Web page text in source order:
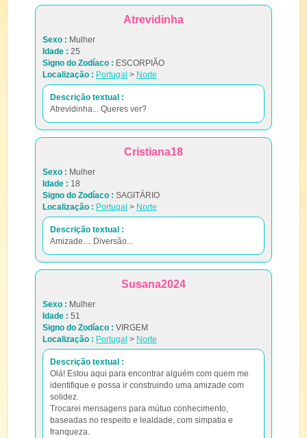
Atrevidinha
Sexo : Mulher
Idade : 25
Signo do Zodíaco : ESCORPIÃO
Localização : Portugal > Norte
Descrição textual :
Atrevidinha... Queres ver?
Cristiana18
Sexo : Mulher
Idade : 18
Signo do Zodíaco : SAGITÁRIO
Localização : Portugal > Norte
Descrição textual :
Amizade.... Diversão...
Susana2024
Sexo : Mulher
Idade : 51
Signo do Zodíaco : VIRGEM
Localização : Portugal > Norte
Descrição textual :
Olá! Estou aqui para encontrar alguém com quem me
identifique e possa ir construindo uma amizade com
solidez.
Trocarei mensagens para mútuo conhecimento,
baseadas no respeito e lealdade, com simpatia e
franqueza.